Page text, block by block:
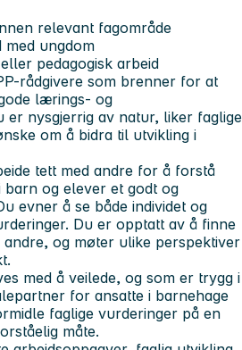
relevant fagområde
ungdom
pedagogisk arbeid
rådgivere som brenner for at
lærings- og
er nysgjerrig av natur, liker faglige
om å bidra til utvikling i
tett med andre for å forstå
og elever et godt og
evner å se både individet og
Du er opptatt av å finne
andre, og møter ulike perspektiver
med å veilede, og som er trygg i
for ansatte i barnehage
faglige vurderinger på en
måte.